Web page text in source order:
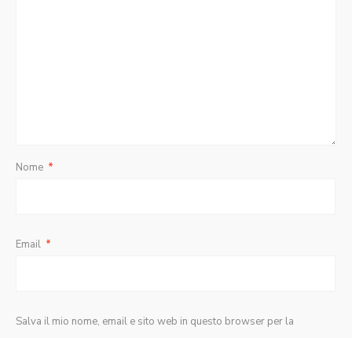
Nome *
Email *
Salva il mio nome, email e sito web in questo browser per la